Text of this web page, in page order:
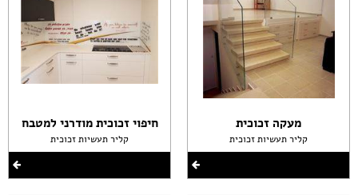
מעקה זכוכית
קליר תעשיות זכוכית
חיפוי זכוכית מודרני למטבח
קליר תעשיות זכוכית